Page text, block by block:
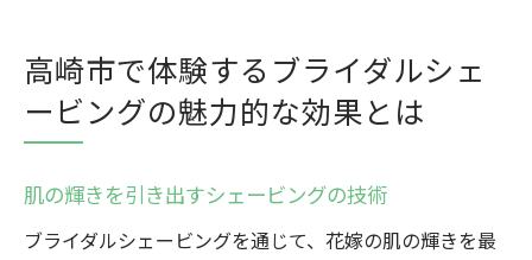
高崎市での予約の流れと注意点
花嫁のためのブライダルシェービングがもたら
美肌を叶えるシェービングの秘密
肌を整えるための準備とケア
高崎市で体験するブライダルシェ
ービングの魅力的な効果とは
肌の輝きを引き出すシェービングの技術
ブライダルシェービングを通じて、花嫁の肌の輝きを最